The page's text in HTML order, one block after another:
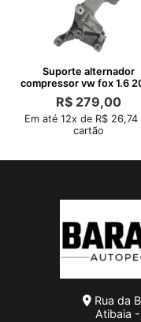
Suporte alternador
compressor vw fox 1.6
2017 2018
R$279,00
Em até 12x de R$ 26,74
cartão
Rua da
Atibaia